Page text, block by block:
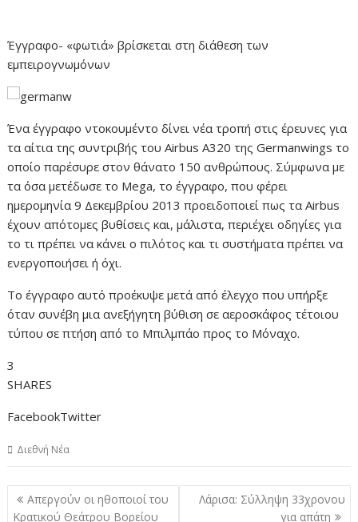
Έγγραφο- «φωτιά» βρίσκεται στη διάθεση των
εμπειρογνωμόνων
Ένα έγγραφο ντοκουμέντο δίνει νέα τροπή στις έρευνες για
τα αίτια της συντριβής του Airbus A320 της Germanwings το
οποίο παρέσυρε στον θάνατο 150 ανθρώπους. Σύμφωνα με
τα όσα μετέδωσε το Mega, το έγγραφο, που φέρει
ημερομηνία 9 Δεκεμβρίου 2013 προειδοποιεί πως τα Airbus
έχουν απότομες βυθίσεις και, μάλιστα, περιέχει οδηγίες για
το τι πρέπει να κάνει ο πιλότος και τι συστήματα πρέπει να
ενεργοποιήσει ή όχι.
Το έγγραφο αυτό προέκυψε μετά από έλεγχο που υπήρξε
όταν συνέβη μια ανεξήγητη βύθιση σε αεροσκάφος τέτοιου
τύπου σε πτήση από το Μπιλμπάο προς το Μόναχο.
3
SHARES
FacebookTwitter
Διεθνή Νέα
Πλοήγηση
άρθρων
Απεργούν οι ηθοποιοί του
Κρατικού Θεάτρου Βορείου
Λάρισα: Σύλληψη 33χρονου
για απάτη